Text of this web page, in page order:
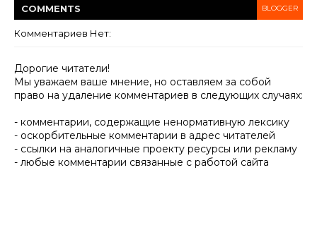
COMMENTS BLOGGER
Комментариев Нет:
Дорогие читатели!
Мы уважаем ваше мнение, но оставляем за собой
право на удаление комментариев в следующих случаях:
- комментарии, содержащие ненормативную лексику
- оскорбительные комментарии в адрес читателей
- ссылки на аналогичные проекту ресурсы или рекламу
- любые комментарии связанные с работой сайта